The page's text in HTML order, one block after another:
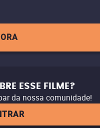
ESSE FILME?
da nossa comunidade!